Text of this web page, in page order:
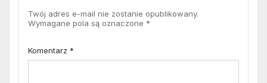
Twój adres e-mail nie zostanie opublikowany.
Wymagane pola są oznaczone *
Komentarz *